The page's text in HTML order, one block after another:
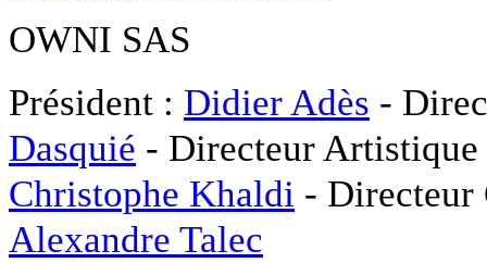
OWNI SAS
Président : Didier Adès -
Dasquié - Directeur
Christophe Khaldi -
Alexandre Talec